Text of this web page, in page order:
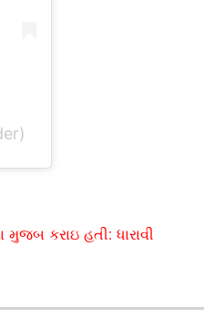
મુજબ કરાઇ હતી: ધારાવી